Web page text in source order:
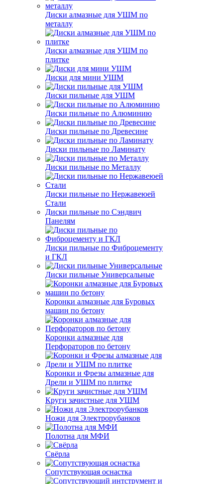
Диски алмазные для УШМ по
металлу
Диски алмазные для УШМ по
плитке
Диски для мини УШМ
Диски пильные для УШМ
Диски пильные по Алюминию
Диски пильные по Древесине
Диски пильные по Ламинату
Диски пильные по Металлу
Диски пильные по Нержавеюей
Стали
Диски пильные по Сэндвич
Панелям
Диски пильные по Фиброцементу
и ГКЛ
Диски пильные Универсальные
Коронки алмазные для Буровых
машин по бетону
Коронки алмазные для
Перфораторов по бетону
Коронки и Фрезы алмазные для
Дрели и УШМ по плитке
Круги зачистные для УШМ
Ножи для Электрорубанков
Полотна для МФИ
Свёрла
Сопутствующая оснастка